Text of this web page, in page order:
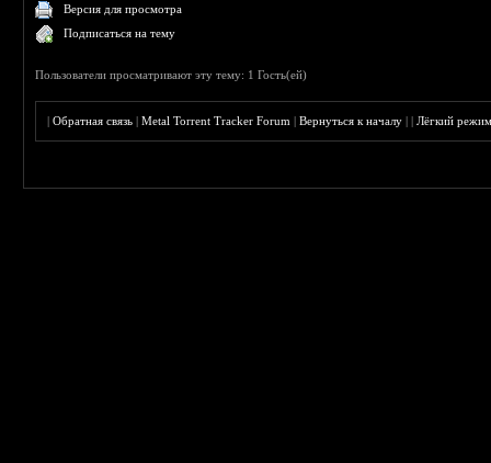
Версия для просмотра
Подписаться на тему
Пользователи просматривают эту тему: 1 Гость(ей)
|Обратная связь |Metal Torrent Tracker Forum |Вернуться к началу ||Лёгкий